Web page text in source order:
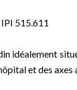
515.611
idéalement
et des